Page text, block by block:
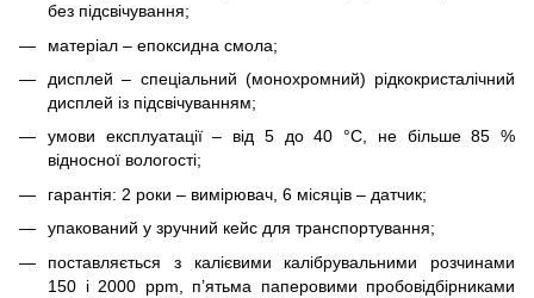
без підсвічування;
матеріал – епоксидна смола;
дисплей – спеціальний (монохромний) рідкокристалічний
дисплей із підсвічуванням;
умови експлуатації – від 5 до 40 °С, не більше 85 %
відносної вологості;
гарантія: 2 роки – вимірювач, 6 місяців – датчик;
упакований у зручний кейс для транспортування;
поставляється з калієвими калібрувальними розчинами
150 і 2000 ppm, п’ятьма паперовими пробовідбірниками